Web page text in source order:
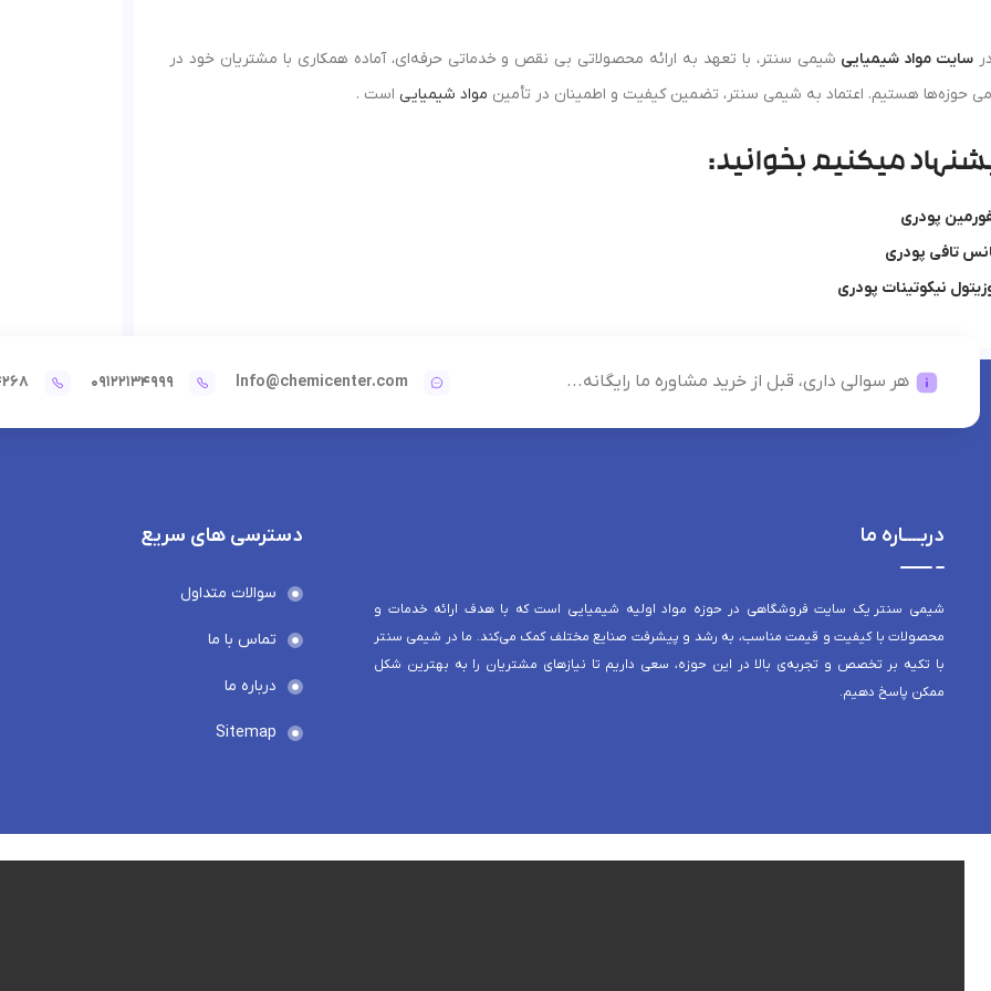
سایت مواد شیمیایی شیمی سنتر، با تعهد به ارائه محصولاتی بی‌ نقص و خدماتی حرفه‌ای، آماده همکاری با مشتریان خود در
حوزه‌ها هستیم. اعتماد به شیمی سنتر، تضمین کیفیت و اطمینان در تأمین مواد شیمیایی است .
میکنیم بخوانید:
پودری
تافی پودری
نیکوتینات پودری
هر سوالی داری، قبل از خرید مشاوره ما رایگانه... Info@chemicenter.com
09122134999
دربــــاره ما
شیمی سنتر یک سایت فروشگاهی در حوزه مواد اولیه شیمیایی است که با هدف ارائه خدمات و
محصولات با کیفیت و قیمت مناسب، به رشد و پیشرفت صنایع مختلف کمک می‌کند. ما در شیمی سنتر
با تکیه بر تخصص و تجربه‌ی بالا در این حوزه، سعی داریم تا نیازهای مشتریان را به بهترین شکل
ممکن پاسخ دهیم.
دسترسی های سریع
سوالات متداول
تماس با ما
درباره ما
Sitemap